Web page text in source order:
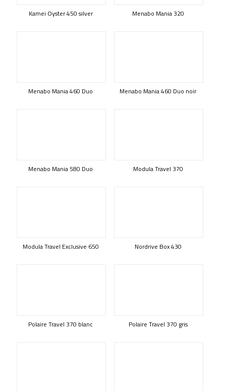
Kamei Oyster 450 silver Menabo Mania 320
Menabo Mania 460 Duo Menabo Mania 460 Duo noir
Menabo Mania 580 Duo Modula Travel 370
Modula Travel Exclusive 650 Nordrive Box 430
Polaire Travel 370 blanc Polaire Travel 370 gris